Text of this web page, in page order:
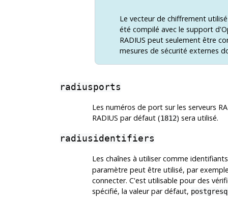
Le vecteur de chiffrement
été compilé avec le support d'
RADIUS peut seulement être
mesures de sécurité externes
radiusports
Les numéros de port sur les serveurs
RADIUS par défaut (1812) sera utilisé.
radiusidentifiers
Les chaînes à utiliser comme
paramètre peut être utilisé, par
connecter. C'est utilisable pour des
spécifié, la valeur par défaut,